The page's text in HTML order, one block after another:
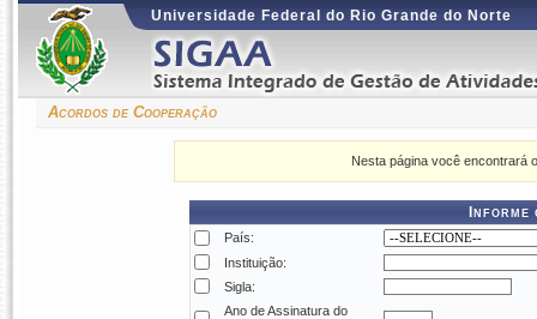
Universidade Federal do Rio Grande do Norte
Acordos de Cooperação
Nesta página você encontrará
País:
Instituição:
Sigla:
Ano de Assinatura do